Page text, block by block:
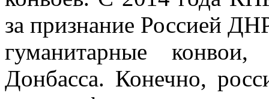
за признание Россией
гуманитарные
Донбасса. Конечно,